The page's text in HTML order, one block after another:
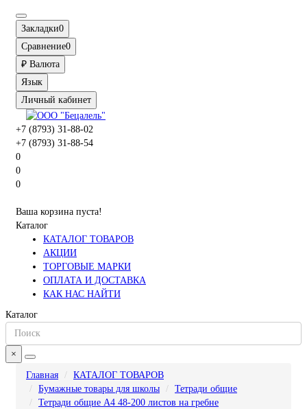
Закладки0
Сравнение0
₽ Валюта
Язык
Личный кабинет
+7 (8793) 31-88-02
+7 (8793) 31-88-54
0
0
0
Ваша корзина пуста!
Каталог
КАТАЛОГ ТОВАРОВ
АКЦИИ
ТОРГОВЫЕ МАРКИ
ОПЛАТА И ДОСТАВКА
КАК НАС НАЙТИ
Каталог
×
Главная
КАТАЛОГ ТОВАРОВ
Бумажные товары для школы
Тетради общие
Тетради общие А4 48-200 листов на гребне